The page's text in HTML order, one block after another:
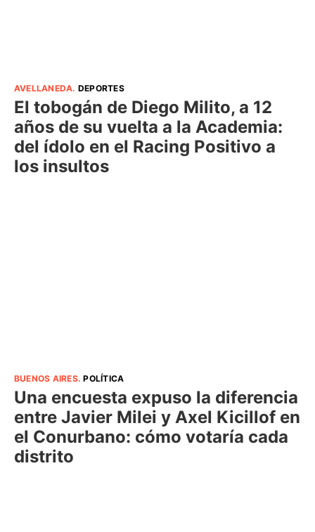
AVELLANEDA. DEPORTES
El tobogán de Diego Milito, a 12
años de su vuelta a la Academia:
del ídolo en el Racing Positivo a
los insultos
BUENOS AIRES.POLÍTICA
Una encuesta expuso la diferencia
entre Javier Milei y Axel Kicillof en
el Conurbano: cómo votaría cada
distrito